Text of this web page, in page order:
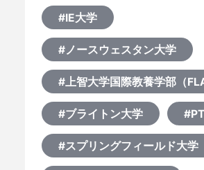
#IE大学
#ノースウェスタン大学
#上智大学国際教養学部（
#ブライトン大学
#スプリングフィールド大学